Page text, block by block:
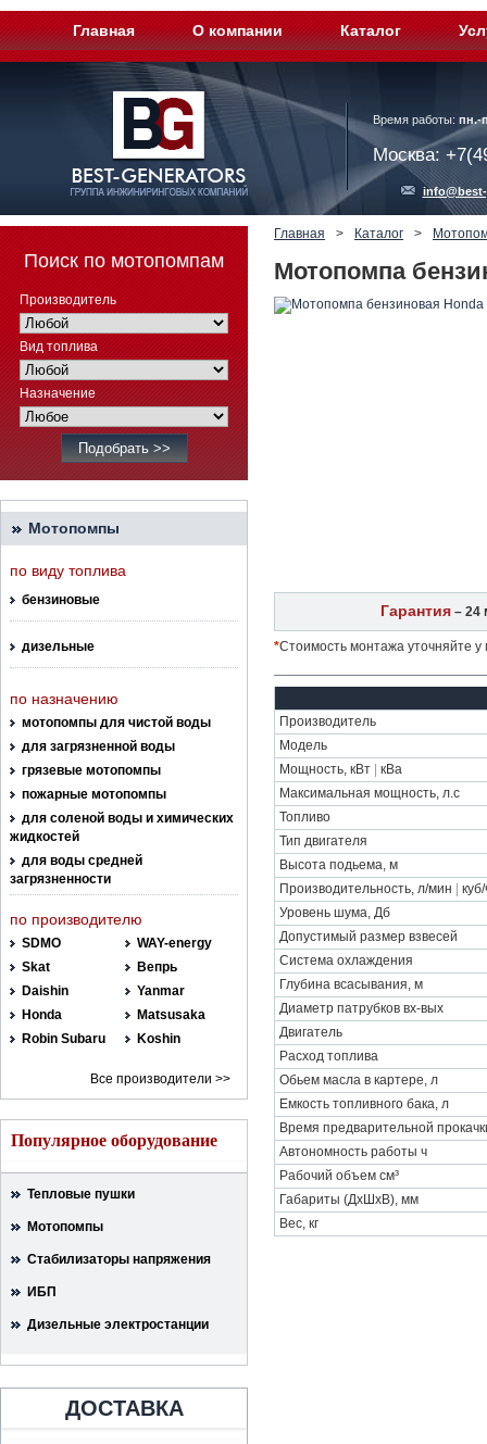
Главная О компании Каталог
Время работы: пн.-
Москва:
Поиск по мотопомпам
Производитель
Вид топлива
Назначение
Мотопомпы
по виду топлива
бензиновые
дизельные
по назначению
мотопомпы для чистой воды
для загрязненной воды
грязевые мотопомпы
пожарные мотопомпы
для соленой воды и химических
жидкостей
для воды средней
загрязненности
по производителю
SDMO
WAY-energy
Skat
Вепрь
Daishin
Yanmar
Honda
Matsusaka
Robin Subaru
Koshin
Все производители >>
Популярное оборудование
Тепловые пушки
Мотопомпы
Стабилизаторы напряжения
ИБП
Дизельные электростанции
ДОСТАВКА
Главная > Каталог >
Мотопомпа
Гарантия– 24
*Стоимость монтажа уточняйте
Производитель
Модель
Мощность, кВт
кВа
Максимальная мощность, л.с
Топливо
Тип двигателя
Высота подьема, м
Производительность, л/мин
Уровень шума, Дб
Допустимый размер взвесей
Система охлаждения
Глубина всасывания, м
Диаметр патрубков вх-вых
Двигатель
Расход топлива
Обьем масла в картере, л
Емкость топливного бака, л
Время предварительной
Автономность работы ч
Рабочий объем см³
Габариты (ДхШхВ), мм
Вес, кг